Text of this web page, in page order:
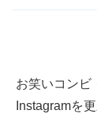
お笑いコンビ
Instagramを